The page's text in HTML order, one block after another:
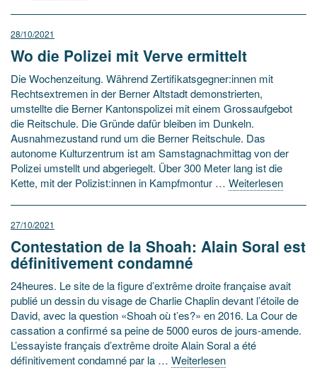
28/10/2021
Wo die Polizei mit Verve ermittelt
Die Wochenzeitung. Während Zertifikatsgegner:innen mit
Rechtsextremen in der Berner Altstadt demonstrierten,
umstellte die Berner Kantonspolizei mit einem Grossaufgebot
die Reitschule. Die Gründe dafür bleiben im Dunkeln.
Ausnahmezustand rund um die Berner Reitschule. Das
autonome Kulturzentrum ist am Samstagnachmittag von der
Polizei umstellt und abgeriegelt. Über 300 Meter lang ist die
Kette, mit der Polizist:innen in Kampfmontur … Weiterlesen
27/10/2021
Contestation de la Shoah: Alain Soral est
définitivement condamné
24heures. Le site de la figure d’extrême droite française avait
publié un dessin du visage de Charlie Chaplin devant l’étoile de
David, avec la question «Shoah où t’es?» en 2016. La Cour de
cassation a confirmé sa peine de 5000 euros de jours-amende.
L’essayiste français d’extrême droite Alain Soral a été
définitivement condamné par la … Weiterlesen